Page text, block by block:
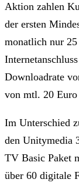
Aktion zahlen
der ersten
monatlich nur
Downloadrate
von mtl. 20 Euro
Im Unterschied
den Unitymedia
TV Basic Paket
über 60 digitale